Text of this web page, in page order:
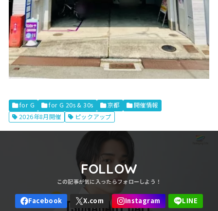
for G for G 20s & 30s 京都
開催情報
2026年8月開催
ピックアップ
FOLLOW